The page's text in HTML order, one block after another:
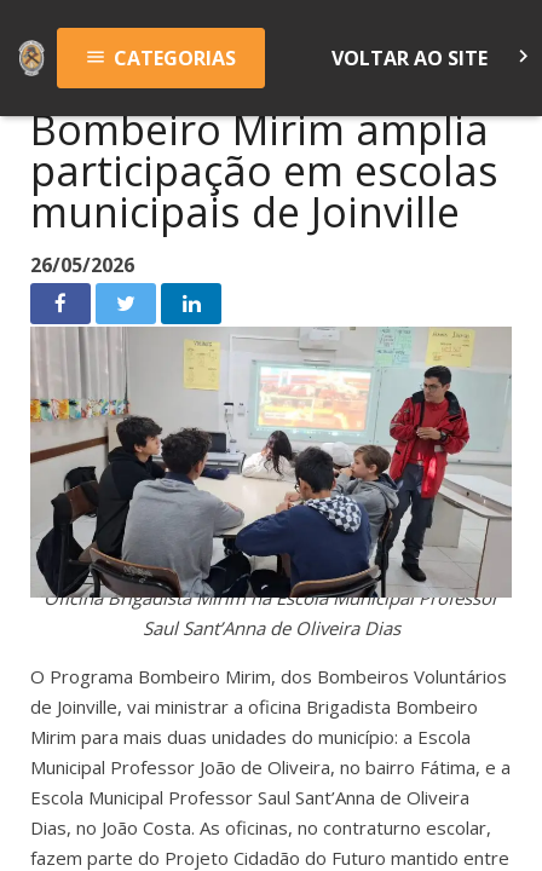
menu CATEGORIAS VOLTAR AO SITE keyboard_arrow_right
Bombeiro Mirim amplia
participação em escolas
municipais de Joinville
26/05/2026
Oficina Brigadista Mirim na Escola Municipal Professor
Saul Sant’Anna de Oliveira Dias
O Programa Bombeiro Mirim, dos Bombeiros Voluntários
de Joinville, vai ministrar a oficina Brigadista Bombeiro
Mirim para mais duas unidades do município: a Escola
Municipal Professor João de Oliveira, no bairro Fátima, e a
Escola Municipal Professor Saul Sant’Anna de Oliveira
Dias, no João Costa. As oficinas, no contraturno escolar,
fazem parte do Projeto Cidadão do Futuro mantido entre